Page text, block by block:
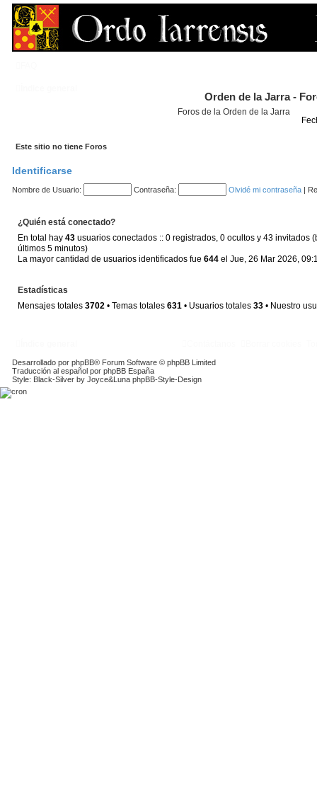
Orden de la Jarra -
Foros de la Orden de la Jarra
Este sitio no tiene Foros
Identificarse
Nombre de Usuario: Contraseña: Olvidé mi contraseña |
¿Quién está conectado?
En total hay 43 usuarios conectados :: 0 registrados, 0 ocultos y 43 invitados
últimos 5 minutos)
La mayor cantidad de usuarios identificados fue 644 el Jue, 26 Mar 2026,
Estadísticas
Mensajes totales 3702 • Temas totales 631 • Usuarios totales 33 • Nuestro
Desarrollado por phpBB® Forum Software © phpBB Limited
Traducción al español por phpBB España
Style: Black-Silver by Joyce&Luna phpBB-Style-Design